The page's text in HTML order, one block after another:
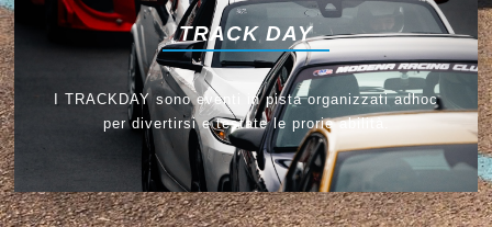
TRACK DAY
I TRACKDAY sono eventi in pista organizzati adhoc
per divertirsi e testate le prorie abilità.